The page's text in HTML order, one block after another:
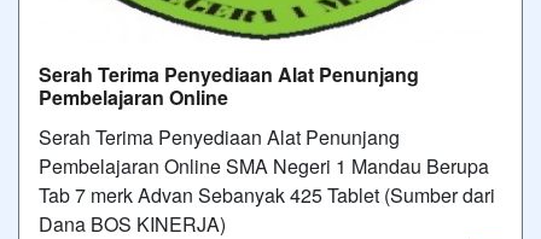
Serah Terima Penyediaan Alat Penunjang
Pembelajaran Online
Serah Terima Penyediaan Alat Penunjang
Pembelajaran Online SMA Negeri 1 Mandau Berupa
Tab 7 merk Advan Sebanyak 425 Tablet (Sumber dari
Dana BOS KINERJA)